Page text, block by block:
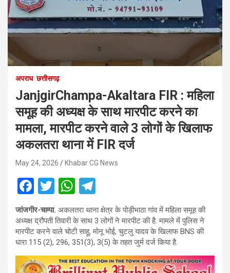
अपराध छत्तीसगढ़
JanjgirChampa-Akaltara FIR : महिला
समूह की अध्यक्ष के साथ मारपीट करने का
मामला, मारपीट करने वाले 3 लोगों के खिलाफ
अकलतरा थाना में FIR दर्ज
May 24, 2026 Khabar CG News
F
a
ce
b
o
o
T
wi
tt
er
W
h
at
s
A
p
el
e
gr
a
m
जांजगीर-चाम्पा. अकलतरा थाना क्षेत्र के पोड़ीभाठा गांव में महिला समूह की
अध्यक्ष द्रौपती तिवारी के साथ 3 लोगों ने मारपीट की है. मामले में पुलिस ने
मारपीट करने वाले चोटी साहू, मोनू भोई, चुटलु यादव के खिलाफ BNS की
धारा 115 (2), 296, 351(3), 3(5) के तहत जुर्म दर्ज किया है.